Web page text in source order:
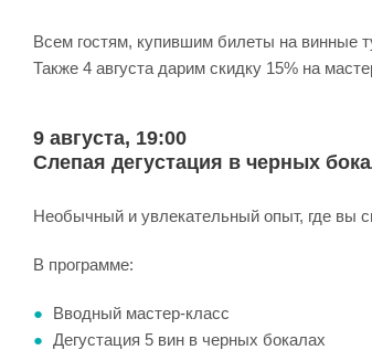
Всем гостям, купившим билеты на винные
Также 4 августа дарим скидку 15% на
9 августа, 19:00
Слепая дегустация в черных
Необычный и увлекательный опыт, где вы
В программе:
Вводный мастер-класс
Дегустация 5 вин в черных бокалах